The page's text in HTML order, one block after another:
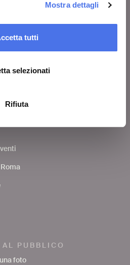
Mostra dettagli
tutti
selezionati
Rifiuta
PUBBLICO
foto